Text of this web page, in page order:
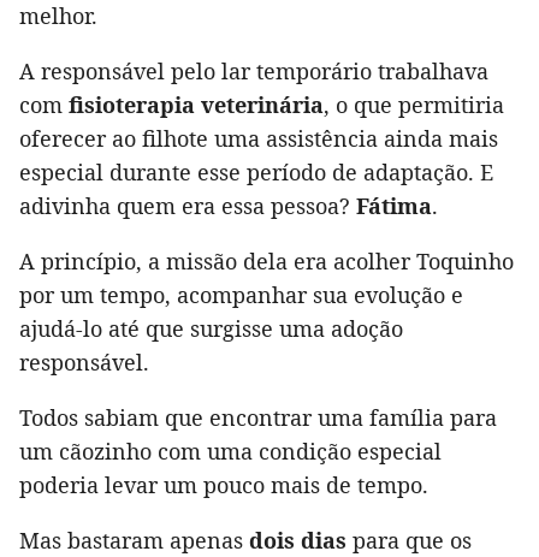
melhor.
A responsável pelo lar temporário trabalhava
com fisioterapia veterinária, o que permitiria
oferecer ao filhote uma assistência ainda mais
especial durante esse período de adaptação. E
adivinha quem era essa pessoa? Fátima.
A princípio, a missão dela era acolher Toquinho
por um tempo, acompanhar sua evolução e
ajudá-lo até que surgisse uma adoção
responsável.
Todos sabiam que encontrar uma família para
um cãozinho com uma condição especial
poderia levar um pouco mais de tempo.
Mas bastaram apenas dois dias para que os